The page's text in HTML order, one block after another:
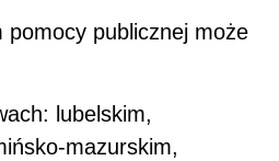
pomocy publicznej może
lubelskim,
mazurskim,